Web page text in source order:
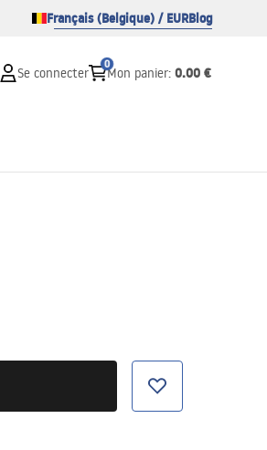
Français (Belgique) / EURBlog
Se connecter
0
Mon panier: 0.00 €